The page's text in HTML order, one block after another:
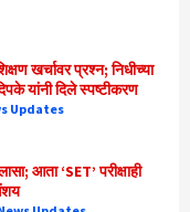
खर्चावर प्रश्न; निधीच्या
यांनी दिले स्पष्टीकरण
Updates
आता ‘SET’ परीक्षाही